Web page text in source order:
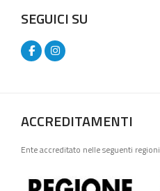
SEGUICI SU
ACCREDITAMENTI
Ente accreditato nelle seguenti regioni